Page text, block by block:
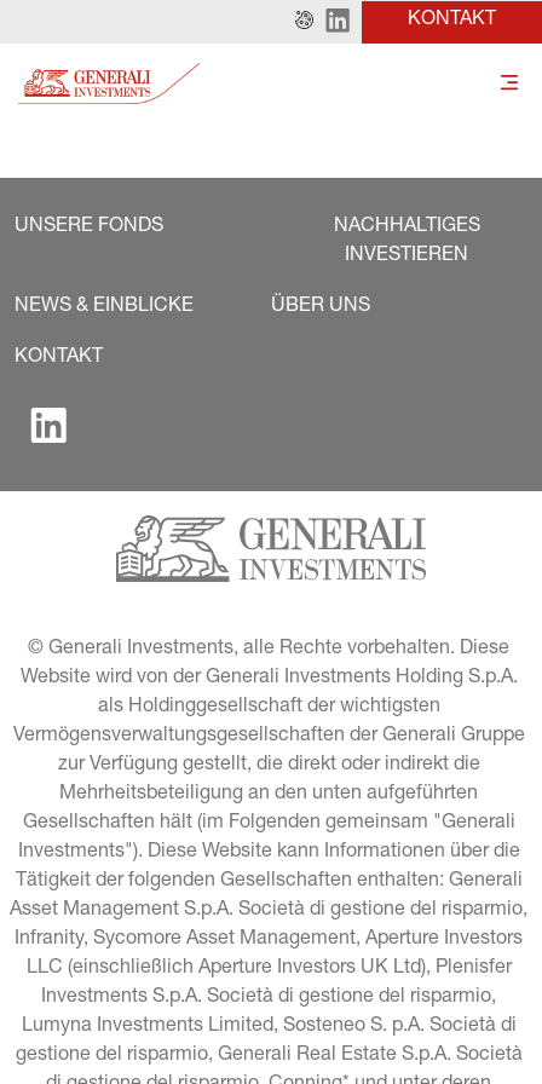
KONTAKT
UNSERE FONDS
NACHHALTIGES
INVESTIEREN
NEWS & EINBLICKE ÜBER UNS
KONTAKT
© Generali Investments, alle Rechte vorbehalten. Diese
Website wird von der Generali Investments Holding S.p.A.
als Holdinggesellschaft der wichtigsten
Vermögensverwaltungsgesellschaften der Generali Gruppe
zur Verfügung gestellt, die direkt oder indirekt die
Mehrheitsbeteiligung an den unten aufgeführten
Gesellschaften hält (im Folgenden gemeinsam "Generali
Investments"). Diese Website kann Informationen über die
Tätigkeit der folgenden Gesellschaften enthalten: Generali
Asset Management S.p.A. Società di gestione del risparmio,
Infranity, Sycomore Asset Management, Aperture Investors
LLC (einschließlich Aperture Investors UK Ltd), Plenisfer
Investments S.p.A. Società di gestione del risparmio,
Lumyna Investments Limited, Sosteneo S. p.A. Società di
gestione del risparmio, Generali Real Estate S.p.A. Società